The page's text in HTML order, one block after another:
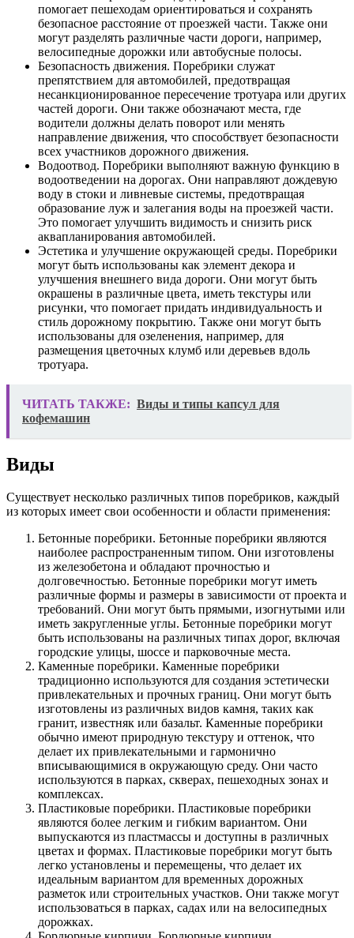
помогает пешеходам ориентироваться и сохранять
безопасное расстояние от проезжей части. Также они
могут разделять различные части дороги, например,
велосипедные дорожки или автобусные полосы.
Безопасность движения. Поребрики служат
препятствием для автомобилей, предотвращая
несанкционированное пересечение тротуара или других
частей дороги. Они также обозначают места, где
водители должны делать поворот или менять
направление движения, что способствует безопасности
всех участников дорожного движения.
Водоотвод. Поребрики выполняют важную функцию в
водоотведении на дорогах. Они направляют дождевую
воду в стоки и ливневые системы, предотвращая
образование луж и залегания воды на проезжей части.
Это помогает улучшить видимость и снизить риск
аквапланирования автомобилей.
Эстетика и улучшение окружающей среды. Поребрики
могут быть использованы как элемент декора и
улучшения внешнего вида дороги. Они могут быть
окрашены в различные цвета, иметь текстуры или
рисунки, что помогает придать индивидуальность и
стиль дорожному покрытию. Также они могут быть
использованы для озеленения, например, для
размещения цветочных клумб или деревьев вдоль
тротуара.
ЧИТАТЬ ТАКЖЕ: Виды и типы капсул для
кофемашин
Виды
Существует несколько различных типов поребриков, каждый
из которых имеет свои особенности и области применения:
Бетонные поребрики. Бетонные поребрики являются
наиболее распространенным типом. Они изготовлены
из железобетона и обладают прочностью и
долговечностью. Бетонные поребрики могут иметь
различные формы и размеры в зависимости от проекта и
требований. Они могут быть прямыми, изогнутыми или
иметь закругленные углы. Бетонные поребрики могут
быть использованы на различных типах дорог, включая
городские улицы, шоссе и парковочные места.
Каменные поребрики. Каменные поребрики
традиционно используются для создания эстетически
привлекательных и прочных границ. Они могут быть
изготовлены из различных видов камня, таких как
гранит, известняк или базальт. Каменные поребрики
обычно имеют природную текстуру и оттенок, что
делает их привлекательными и гармонично
вписывающимися в окружающую среду. Они часто
используются в парках, скверах, пешеходных зонах и
комплексах.
Пластиковые поребрики. Пластиковые поребрики
являются более легким и гибким вариантом. Они
выпускаются из пластмассы и доступны в различных
цветах и формах. Пластиковые поребрики могут быть
легко установлены и перемещены, что делает их
идеальным вариантом для временных дорожных
разметок или строительных участков. Они также могут
использоваться в парках, садах или на велосипедных
дорожках.